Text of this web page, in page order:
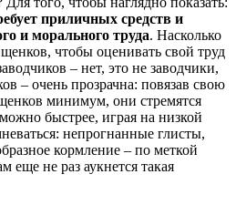
приличных средств и
и морального труда. Насколько
чтобы оценивать свой труд
– нет, это не заводчики,
– очень прозрачна: повязав свою
минимум, они стремятся
быстрее, играя на низкой
непрогнанные глисты,
кормление – по меткой
еще не раз аукнется такая